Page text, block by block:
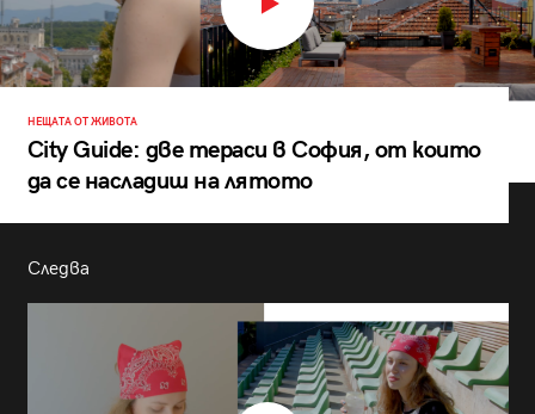
НЕЩАТА ОТ ЖИВОТА
City Guide: две тераси в София, от които
да се насладиш на лятото
Следва